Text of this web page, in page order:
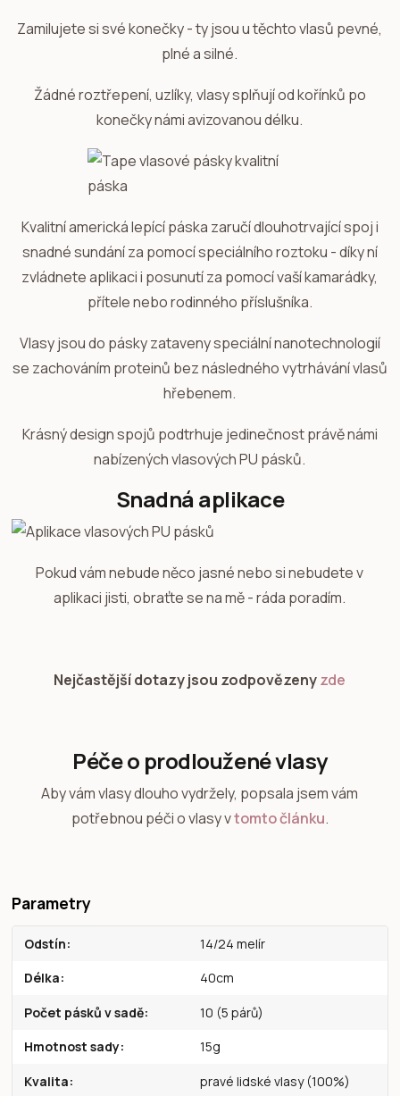
Zamilujete si své konečky - ty jsou u těchto vlasů pevné,
plné a silné.
Žádné roztřepení, uzlíky, vlasy splňují od kořínků po
konečky námi avizovanou délku.
Kvalitní americká lepící páska zaručí dlouhotrvající spoj i
snadné sundání za pomocí speciálního roztoku - díky ní
zvládnete aplikaci i posunutí za pomocí vaší kamarádky,
přítele nebo rodinného příslušníka.
Vlasy jsou do pásky zataveny speciální nanotechnologií
se zachováním proteinů bez následného vytrhávání vlasů
hřebenem.
Krásný design spojů podtrhuje jedinečnost právě námi
nabízených vlasových PU pásků.
Snadná aplikace
Pokud vám nebude něco jasné nebo si nebudete v
aplikaci jisti, obraťte se na mě - ráda poradím.
Nejčastější dotazy jsou zodpovězenyzde
Péče o prodloužené vlasy
Aby vám vlasy dlouho vydržely, popsala jsem vám
potřebnou péči o vlasy vtomto článku.
Parametry
Odstín 14/24 melír
Délka 40cm
Počet pásků v sadě 10 (5 párů)
Hmotnost sady 15g
Kvalita pravé lidské vlasy (100%)